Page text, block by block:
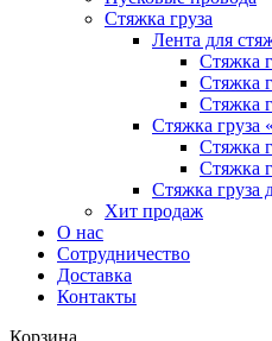
Стяжка груза
Лента для
Стяжка
Стяжка
Стяжка
Стяжка груза
Стяжка
Стяжка
Стяжка груза
Хит продаж
О нас
Сотрудничество
Доставка
Контакты
Корзина